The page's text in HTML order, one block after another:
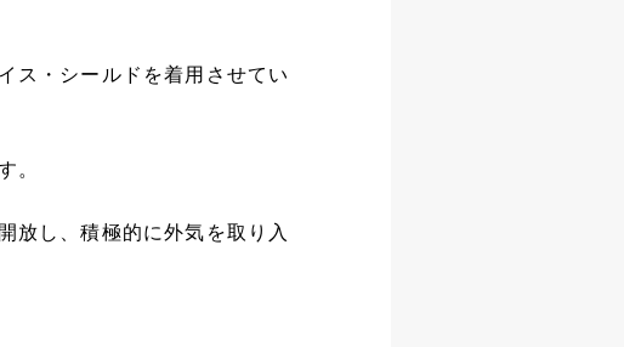
ス・シールドを着用させてい
。
放し、積極的に外気を取り入